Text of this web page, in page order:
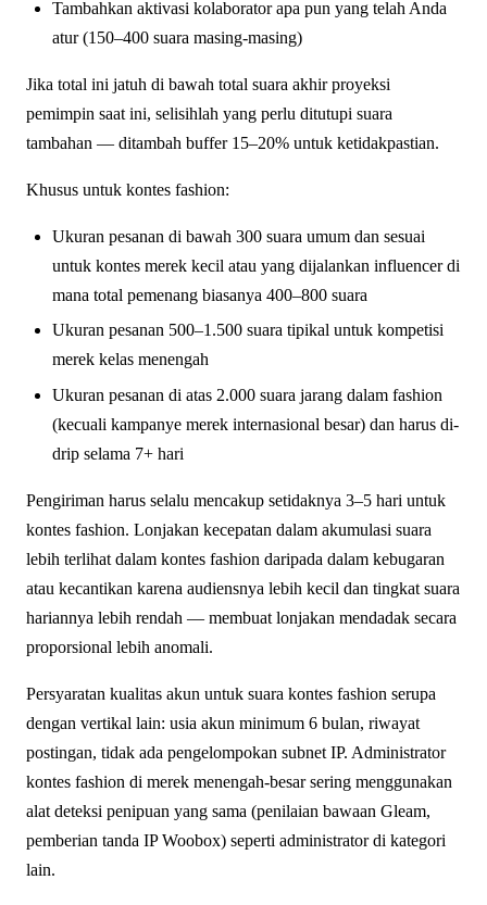
Tambahkan aktivasi kolaborator apa pun yang telah Anda
atur (150–400 suara masing-masing)
Jika total ini jatuh di bawah total suara akhir proyeksi
pemimpin saat ini, selisihlah yang perlu ditutupi suara
tambahan — ditambah buffer 15–20% untuk ketidakpastian.
Khusus untuk kontes fashion:
Ukuran pesanan di bawah 300 suara umum dan sesuai
untuk kontes merek kecil atau yang dijalankan influencer di
mana total pemenang biasanya 400–800 suara
Ukuran pesanan 500–1.500 suara tipikal untuk kompetisi
merek kelas menengah
Ukuran pesanan di atas 2.000 suara jarang dalam fashion
(kecuali kampanye merek internasional besar) dan harus di-
drip selama 7+ hari
Pengiriman harus selalu mencakup setidaknya 3–5 hari untuk
kontes fashion. Lonjakan kecepatan dalam akumulasi suara
lebih terlihat dalam kontes fashion daripada dalam kebugaran
atau kecantikan karena audiensnya lebih kecil dan tingkat suara
hariannya lebih rendah — membuat lonjakan mendadak secara
proporsional lebih anomali.
Persyaratan kualitas akun untuk suara kontes fashion serupa
dengan vertikal lain: usia akun minimum 6 bulan, riwayat
postingan, tidak ada pengelompokan subnet IP. Administrator
kontes fashion di merek menengah-besar sering menggunakan
alat deteksi penipuan yang sama (penilaian bawaan Gleam,
pemberian tanda IP Woobox) seperti administrator di kategori
lain.